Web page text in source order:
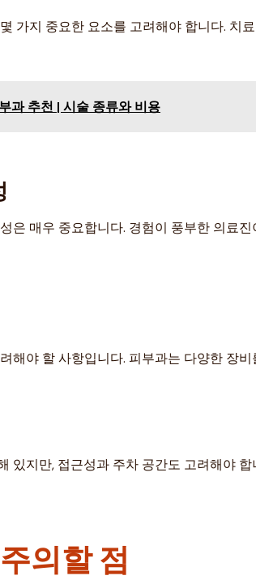
가지 중요한 요소를 고려해야 합니다. 치
과 추천 | 시술 종류와 비용
은 매우 중요합니다. 경험이 풍부한 의료
해야 할 사항입니다. 피부과는 다양한 장
있지만, 접근성과 주차 공간도 고려해야
의할 점